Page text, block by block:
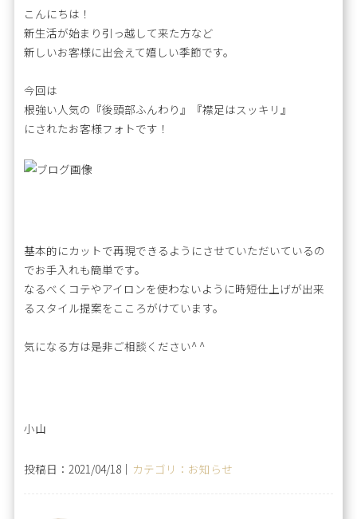
こんにちは！
新生活が始まり引っ越して来た方など
新しいお客様に出会えて嬉しい季節です。
今回は
根強い人気の『後頭部ふんわり』『襟足はスッキリ』
にされたお客様フォトです！
基本的にカットで再現できるようにさせていただいているの
でお手入れも簡単です。
なるべくコテやアイロンを使わないように時短仕上げが出来
るスタイル提案をこころがけています。
気になる方は是非ご相談ください^ ^
小山
投稿日：2021/04/18｜ カテゴリ：お知らせ